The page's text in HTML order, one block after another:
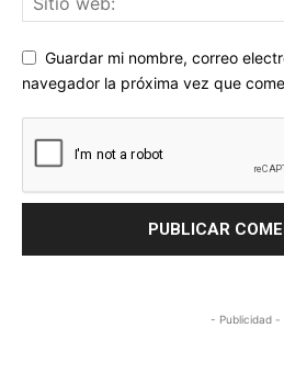
Guardar mi nombre, correo
navegador la próxima vez que
- Publicidad -